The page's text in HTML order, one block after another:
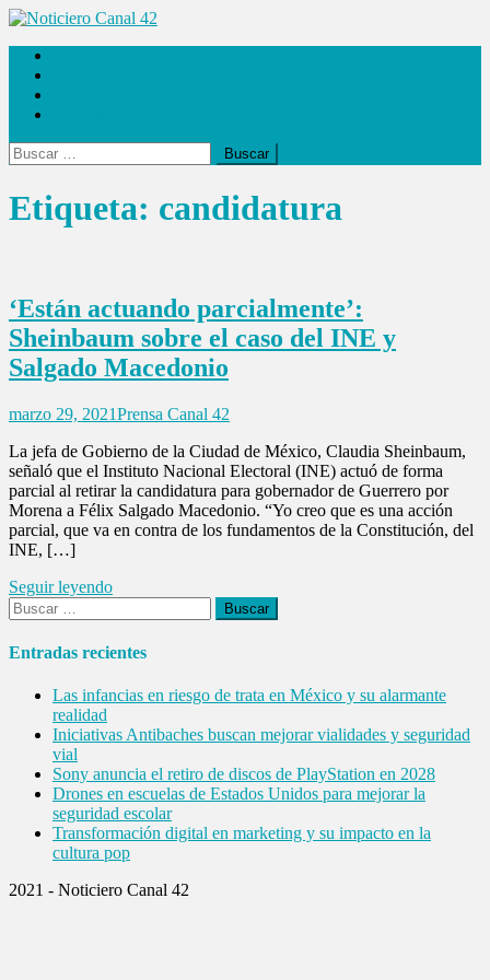
Saltar
contenido
Noticiero Canal 42
Buscar:
Etiqueta: candidatura
‘Están actuando parcialmente’:
Sheinbaum sobre el caso del INE y
Salgado Macedonio
marzo 29, 2021Prensa Canal 42
La jefa de Gobierno de la Ciudad de México, Claudia Sheinbaum,
señaló que el Instituto Nacional Electoral (INE) actuó de forma
parcial al retirar la candidatura para gobernador de Guerrero por
Morena a Félix Salgado Macedonio. “Yo creo que es una acción
parcial, que va en contra de los fundamentos de la Constitución, del
INE, […]
Seguir leyendo
Buscar:
Entradas recientes
Las infancias en riesgo de trata en México y su alarmante
realidad
Iniciativas Antibaches buscan mejorar vialidades y seguridad
vial
Sony anuncia el retiro de discos de PlayStation en 2028
Drones en escuelas de Estados Unidos para mejorar la
seguridad escolar
Transformación digital en marketing y su impacto en la
cultura pop
2021 - Noticiero Canal 42